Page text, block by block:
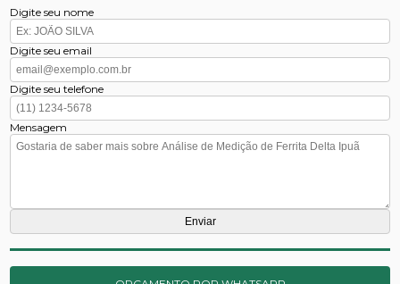
Digite seu nome
Digite seu email
Digite seu telefone
Mensagem